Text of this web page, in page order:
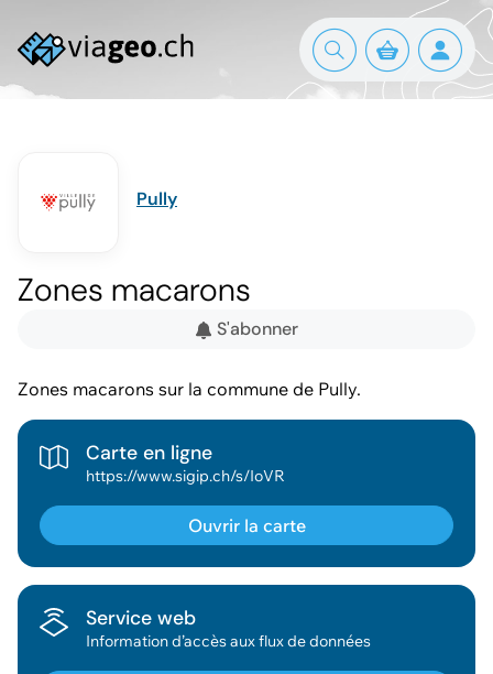
Pully
Zones macarons
S'abonner
Zones macarons sur la commune de Pully.
Carte en ligne
https://www.sigip.ch/s/IoVR
Ouvrir la carte
Service web
Information d’accès aux flux de données